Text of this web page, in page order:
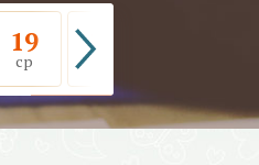
19
ср
20